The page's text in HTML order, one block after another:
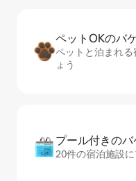
ペットOKのバ⁠
ペットと泊まれ
ょう
プール付きの
20件の宿泊施設